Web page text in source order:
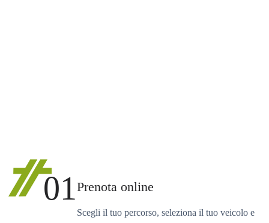
01Prenota online
Scegli il tuo percorso, seleziona il tuo veicolo e